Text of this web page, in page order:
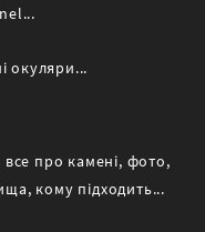
окуляри...
все про камені, фото,
кому підходить...